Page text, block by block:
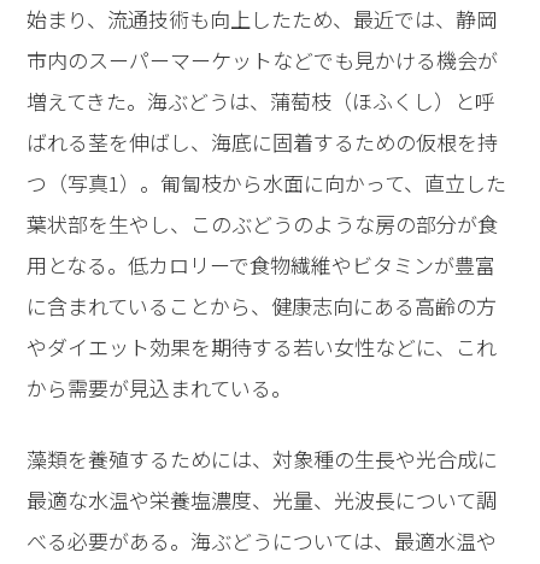
始まり、流通技術も向上したため、最近では、静岡
市内のスーパーマーケットなどでも見かける機会が
増えてきた。海ぶどうは、蒲萄枝（ほふくし）と呼
ばれる茎を伸ばし、海底に固着するための仮根を持
つ（写真1）。匍匐枝から水面に向かって、直立した
葉状部を生やし、このぶどうのような房の部分が食
用となる。低カロリーで食物繊維やビタミンが豊富
に含まれていることから、健康志向にある高齢の方
やダイエット効果を期待する若い女性などに、これ
から需要が見込まれている。
藻類を養殖するためには、対象種の生長や光合成に
最適な水温や栄養塩濃度、光量、光波長について調
べる必要がある。海ぶどうについては、最適水温や